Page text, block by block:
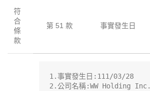
符
合
條
款
第 51 款 事實發生日
1.事實發生日:111/03/28
2.公司名稱:WW Holding Inc.